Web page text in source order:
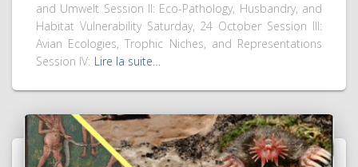
and Umwelt Session II: Eco-Pathology, Husbandry, and
Habitat Vulnerability Saturday, 24 October Session III:
Avian Ecologies, Trophic Niches, and Representations
Session IV: Lire la suite…